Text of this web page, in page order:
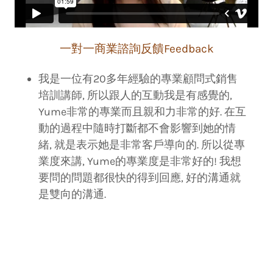
一對一商業諮詢反饋Feedback
我是一位有20多年經驗的專業顧問式銷售
培訓講師, 所以跟人的互動我是有感覺的,
Yume非常的專業而且親和力非常的好. 在互
動的過程中隨時打斷都不會影響到她的情
緒, 就是表示她是非常客戶導向的. 所以從專
業度來講, Yume的專業度是非常好的! 我想
要問的問題都很快的得到回應, 好的溝通就
是雙向的溝通.